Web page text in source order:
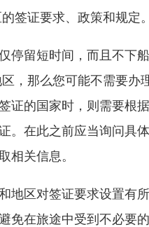
签证要求、政策和规定
停留短时间，而且不下
，那么您可能不需要办
证的国家时，则需要根
。在此之前应当询问具
相关信息。
地区对签证要求设置有
免在旅途中受到不必要